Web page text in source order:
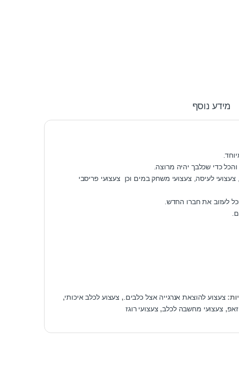
מידע נוסף
כדי שכלבך יהיה מרוצה.
לעיסה, צעצועי משחק במים וכן צעצועי פריסבי
לעזוב את חברו החדש.
צעצוע להוצאת אנרגייה אצל כלבים. , צעצוע לכלב איכותי,
, צעצועי מחשבה לכלב, צעצועי רוגז